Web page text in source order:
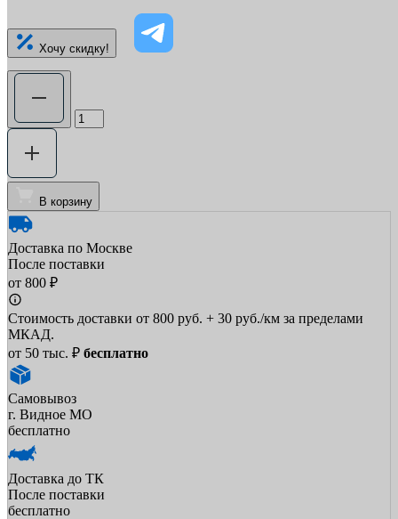
Хочу скидку!
В корзину
Доставка по Москве
После поставки
от 800 ₽
Стоимость доставки от 800 руб. + 30 руб./км за пределами
МКАД.
от 50 тыс. ₽ бесплатно
Самовывоз
г. Видное МО
бесплатно
Доставка до ТК
После поставки
бесплатно